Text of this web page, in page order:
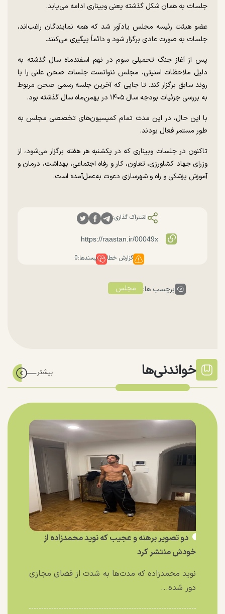
جلسات به همان شکل گذشته یعنی وبیناری ادامه می‌یابد.
عضو هیئت رئیسه مجلس یادآور شد که همه نمایندگان راغب‌اند،
جلسات به صورت عادی برگزار شود و دائماً پیگیری می‌کنند.
پس از آغاز جنگ تحمیلی سوم در نهم اسفندماه سال گذشته به
دلیل ملاحظات امنیتی، مجلس نتوانست جلسات صحن علنی را با
روند سابق برگزار کند. تا جایی که آخرین جلسه رسمی صحن مربوط
به بررسی جزئیات بودجه سال ۱۴۰۵ در بهمن‌ماه سال گذشته بود.
با این حال، در این مدت تمام کمیسیون‌های تخصصی مجلس به
طور مستمر فعال بودند.
تاکنون در جلسات وبیناری که در یکشنبه هر هفته برگزار می‌شود، از
وزرای جهاد کشاورزی، تعاون، کار و رفاه اجتماعی، بهداشت، درمان و
آموزش پزشکی و راه و شهرسازی دعوت به‌عمل‌آمده است.
اشتراک گذاری:
گزارش خطا پسندها:0
برچسب ها: مجلس
خواندنی‌ها
دو تصویر برهنه و عجیب که نوید محمدزاده از
خودش منتشر کرد
نوید محمدزاده که مدت‌ها به شدت از فضای مجازی
دور شده...